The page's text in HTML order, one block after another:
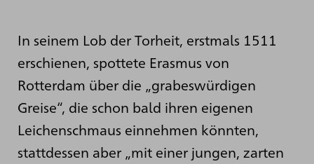
In seinem Lob der Torheit, erstmals 1511
erschienen, spottete Erasmus von
Rotterdam über die „grabeswürdigen
Greise“, die schon bald ihren eigenen
Leichenschmaus einnehmen könnten,
stattdessen aber „mit einer jungen, zarten